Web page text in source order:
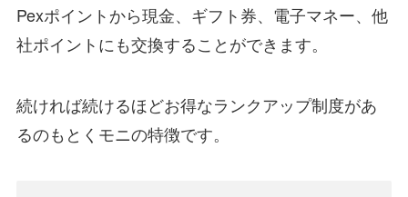
Pexポイントから現金、ギフト券、電子マネー、他
社ポイントにも交換することができます。
続ければ続けるほどお得なランクアップ制度があ
るのもとくモニの特徴です。